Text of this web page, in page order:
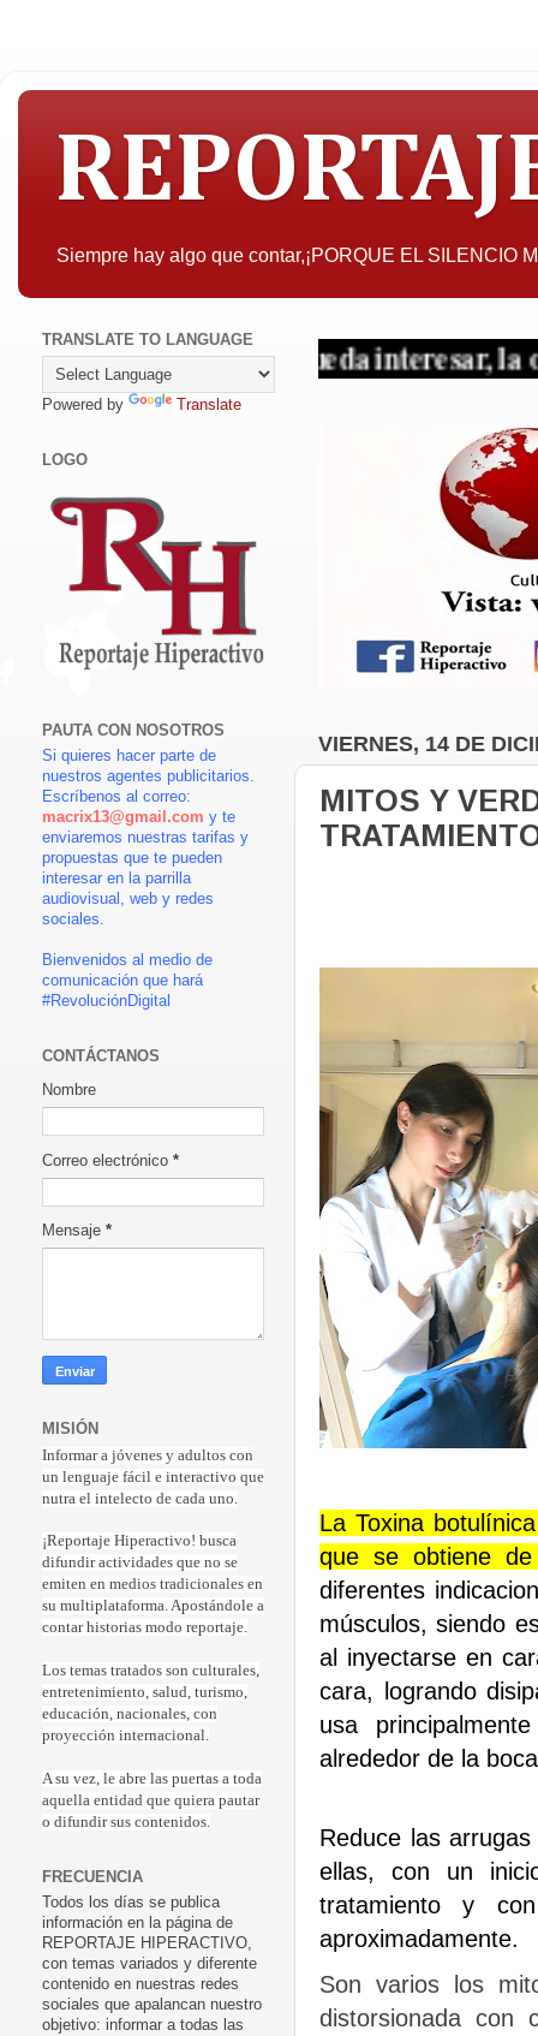
Siempre hay algo que contar,¡PORQUE EL SILENCIO
A quien pueda interesar, la
VIERNES, 14 DE
MITOS Y
La Toxina
que se obtiene de
diferentes
músculos, siendo
al inyectarse en
cara, logrando
usa
alrededor de la
Reduce las
ellas, con un
tratamiento y
aproximadamente.
Son varios los
distorsionada con
TRANSLATE TO LANGUAGE
Powered by Translate
LOGO
PAUTA CON NOSOTROS
Si quieres hacer parte de
nuestros agentes publicitarios.
Escríbenos al correo:
macrix13@gmail.com y te
enviaremos nuestras tarifas y
propuestas que te pueden
interesar en la parrilla
audiovisual, web y redes
sociales.
Bienvenidos al medio de
comunicación que hará
#RevoluciónDigital
CONTÁCTANOS
Nombre
Correo electrónico *
Mensaje *
MISIÓN
Informar a jóvenes y adultos con
un lenguaje fácil e interactivo que
nutra el intelecto de cada uno.
¡Reportaje Hiperactivo! busca
difundir actividades que no se
emiten en medios tradicionales en
su multiplataforma. Apostándole a
contar historias modo reportaje.
Los temas tratados son culturales,
entretenimiento, salud, turismo,
educación, nacionales, con
proyección internacional.
A su vez, le abre las puertas a toda
aquella entidad que quiera pautar
o difundir sus contenidos.
FRECUENCIA
Todos los días se publica
información en la página de
REPORTAJE HIPERACTIVO,
con temas variados y diferente
contenido en nuestras redes
sociales que apalancan nuestro
objetivo: informar a todas las